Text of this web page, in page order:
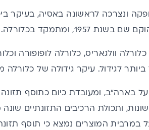
ונצרכה לראשונה באסיה, בעיקר
ומתמקד בכלורלה.
של האצה: כלורלה וולגאריס, כלורלה
לגידול. עיקר גידולה של כלורלה
בארה"ב, ומעובדת כיום כתוסף
ותכולת הרכיבים התזונתיים
במרבית המוצרים נמצא כי תוסף